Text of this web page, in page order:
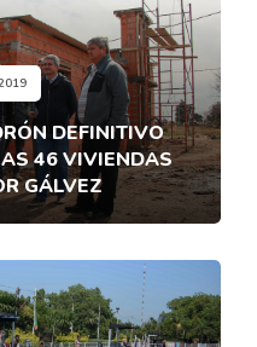
DEFINITIVO
46 VIVIENDAS
GÁLVEZ